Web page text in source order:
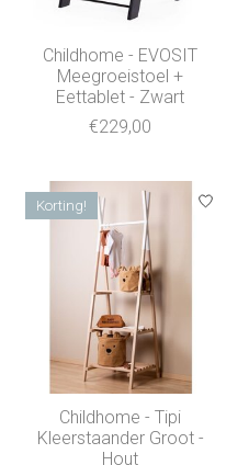
Childhome - EVOSIT
Meegroeistoel +
Eettablet - Zwart
€229,00
Korting!
Childhome - Tipi
Kleerstaander Groot -
Hout